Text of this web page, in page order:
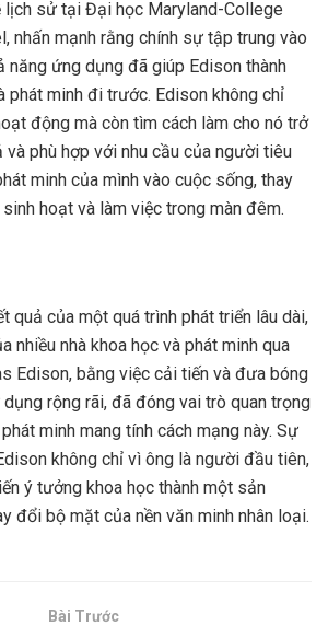
lịch sử tại Đại học Maryland-College
nhấn mạnh rằng chính sự tập trung vào
năng ứng dụng đã giúp Edison thành
phát minh đi trước. Edison không chỉ
động mà còn tìm cách làm cho nó trở
và phù hợp với nhu cầu của người tiêu
minh của mình vào cuộc sống, thay
hoạt và làm việc trong màn đêm.
quả của một quá trình phát triển lâu dài,
nhiều nhà khoa học và phát minh qua
Edison, bằng việc cải tiến và đưa bóng
rộng rãi, đã đóng vai trò quan trọng
minh mang tính cách mạng này. Sự
không chỉ vì ông là người đầu tiên,
ý tưởng khoa học thành một sản
đổi bộ mặt của nền văn minh nhân loại.
Bài Trước